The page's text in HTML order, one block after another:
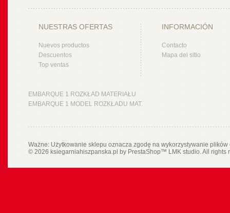
NUESTRAS OFERTAS
Nuevos productos
Descuentos
Top ventas
INFORMACIÓN
Contacto
Mapa del sitio
EMBARQUE 1 ROZKŁAD MATERIAŁU
EMBARQUE 1 MODEL ROZKŁADU MAT.
Ważne: Użytkowanie sklepu oznacza zgodę na wykorzystywanie
© 2026 ksiegarniahiszpanska.pl by PrestaShop™ LMK studio. All rights